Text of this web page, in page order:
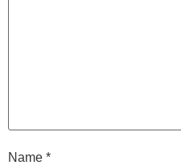
Name *